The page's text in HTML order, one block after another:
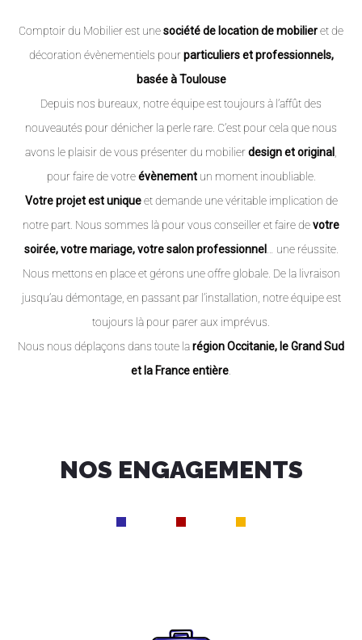
Comptoir du Mobilier est unesociété de location de mobilieret de
décoration évènementiels pourparticuliers et professionnels,
basée à Toulouse
Depuis nos bureaux, notre équipe est toujours à l’affût des
nouveautés pour dénicher la perle rare. C’est pour cela que nous
avons le plaisir de vous présenter du mobilierdesign et original ,
pour faire de votreévènementun moment inoubliable.
Votre projet est uniqueet demande une véritable implication de
notre part. Nous sommes là pour vous conseiller et faire devotre
soirée, votre mariage, votre salon professionnel … une réussite.
Nous mettons en place et gérons une offre globale. De la livraison
jusqu’au démontage, en passant par l’installation, notre équipe est
toujours là pour parer aux imprévus.
Nous nous déplaçons dans toute larégion Occitanie, le Grand Sud
et la France entière.
NOS ENGAGEMENTS